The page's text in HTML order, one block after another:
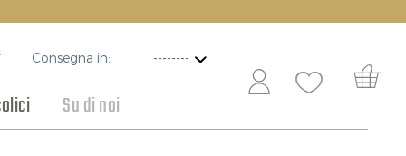
Consegna in:
Su di noi